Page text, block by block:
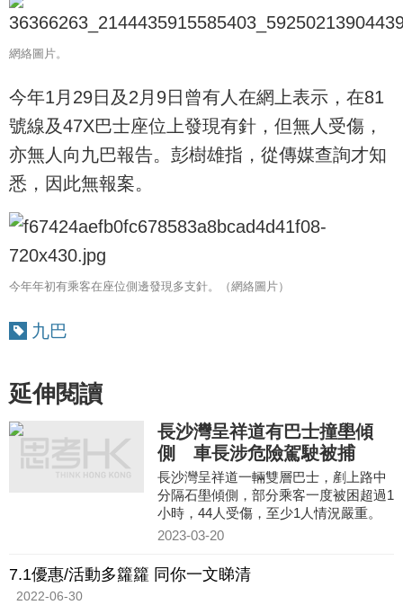
網絡圖片。
今年1月29日及2月9日曾有人在網上表示，在81
號線及47X巴士座位上發現有針，但無人受傷，
亦無人向九巴報告。彭樹雄指，從傳媒查詢才知
悉，因此無報案。
今年年初有乘客在座位側邊發現多支針。（網絡圖片）
九巴
延伸閱讀
長沙灣呈祥道有巴士撞壆傾
側 車長涉危險駕駛被捕
長沙灣呈祥道一輛雙層巴士，剷上路中
分隔石壆傾側，部分乘客一度被困超過1
小時，44人受傷，至少1人情況嚴重。
部分人由擔架送上救護車，送往瑪嘉烈
2023-03-20
7.1優惠/活動多籮籮 同你一文睇清
2022-06-30